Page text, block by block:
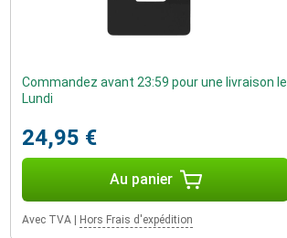
Commandez avant 23:59 pour une livraison le
Lundi
24,95 €
Au panier
Avec TVA Hors Frais d'expédition